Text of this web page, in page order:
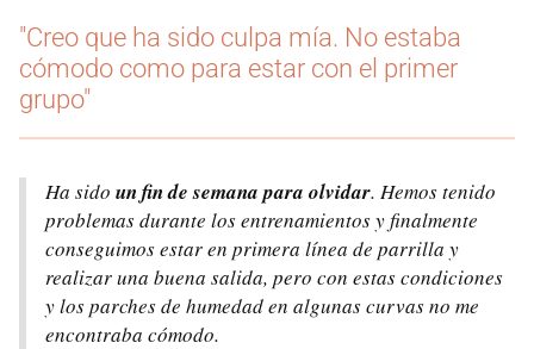
"Creo que ha sido culpa mía. No estaba
cómodo como para estar con el primer
grupo"
Ha sido un fin de semana para olvidar. Hemos tenido
problemas durante los entrenamientos y finalmente
conseguimos estar en primera línea de parrilla y
realizar una buena salida, pero con estas condiciones
y los parches de humedad en algunas curvas no me
encontraba cómodo.